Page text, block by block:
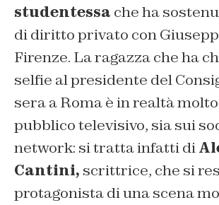
studentessa che ha
di diritto privato con
Firenze. La ragazza che ha
selfie al presidente del
sera a Roma è in realtà
pubblico televisivo, sia sui
network: si tratta infatti di
Cantini, scrittrice, che si
protagonista di una scena